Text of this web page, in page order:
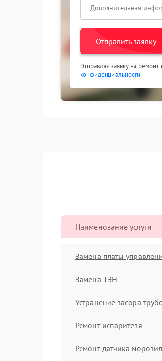
Отправить заявку
Отправляя заявку на
конфиденциальности
Наименование услуги
Замена платы
Замена ТЭН
Устранение засора
Ремонт испарителя
Ремонт датчика